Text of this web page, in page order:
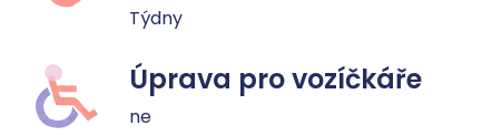
Týdny
Úprava pro vozíčkáře
ne